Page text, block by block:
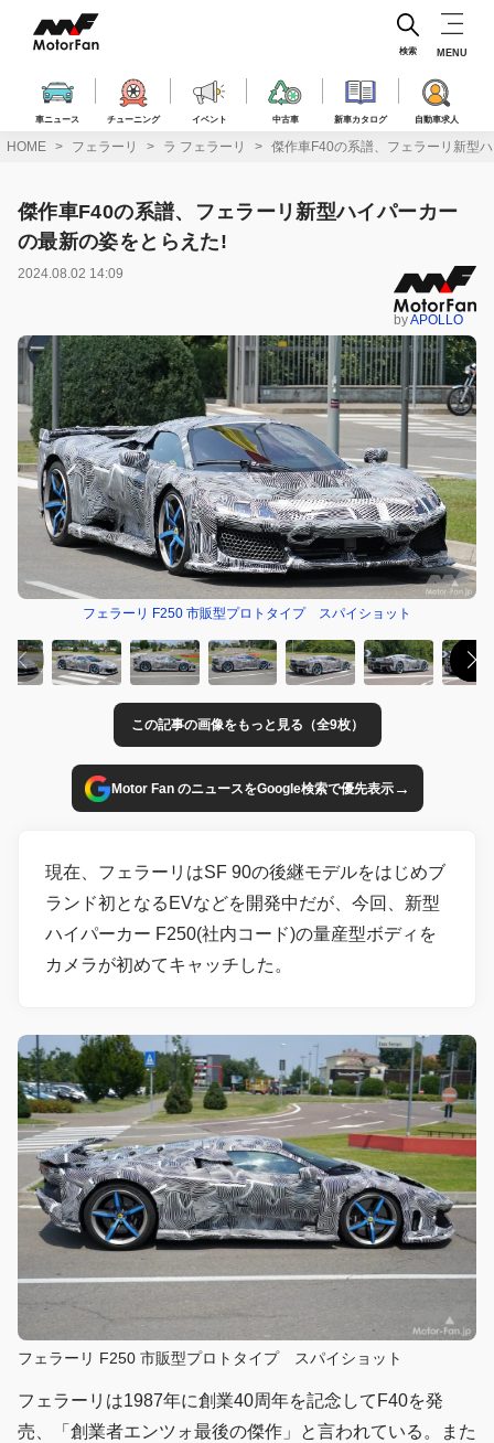
ス
車ニュース チューニング イベント 中古車 新車カタログ 自動車求人
検索 MENU
HOME フェラーリ ラ フェラーリ 傑作車F40の系譜、フェラーリ新型
傑作車F40の系譜、フェラーリ新型ハイパーカー
の最新の姿をとらえた!
2024.08.02 14:09
byAPOLLO
フェラーリ F250 市販型プロトタイプ スパイショット
この記事の画像をもっと見る（全9枚）
Motor Fan のニュースをGoogle検索で優先表示→
現在、フェラーリはSF 90の後継モデルをはじめブ
ランド初となるEVなどを開発中だが、今回、新型
ハイパーカー F250(社内コード)の量産型ボディを
カメラが初めてキャッチした。
フェラーリ F250 市販型プロトタイプ スパイショット
フェラーリは1987年に創業40周年を記念してF40を発
売、「創業者エンツォ最後の傑作」と言われている。また